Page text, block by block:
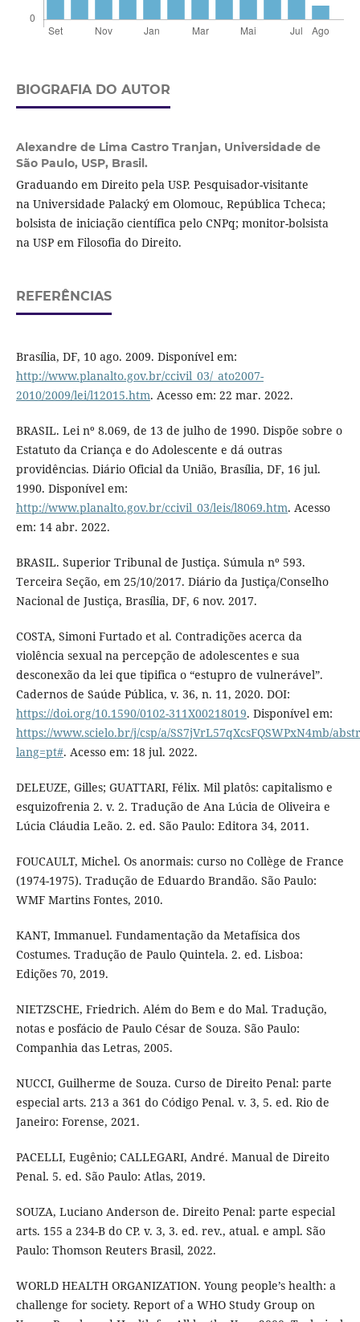
BIOGRAFIA DO AUTOR
Alexandre de Lima Castro Tranjan, Universidade de
São Paulo, USP, Brasil.
Graduando em Direito pela USP. Pesquisador-visitante
na Universidade Palacký em Olomouc, República Tcheca;
bolsista de iniciação científica pelo CNPq; monitor-bolsista
na USP em Filosofia do Direito.
REFERÊNCIAS
Brasília, DF, 10 ago. 2009. Disponível em:
http://www.planalto.gov.br/ccivil_03/_ato2007-
2010/2009/lei/l12015.htm. Acesso em: 22 mar. 2022.
BRASIL. Lei nº 8.069, de 13 de julho de 1990. Dispõe sobre o
Estatuto da Criança e do Adolescente e dá outras
providências. Diário Oficial da União, Brasília, DF, 16 jul.
1990. Disponível em:
http://www.planalto.gov.br/ccivil_03/leis/l8069.htm. Acesso
em: 14 abr. 2022.
BRASIL. Superior Tribunal de Justiça. Súmula nº 593.
Terceira Seção, em 25/10/2017. Diário da Justiça/Conselho
Nacional de Justiça, Brasília, DF, 6 nov. 2017.
COSTA, Simoni Furtado et al. Contradições acerca da
violência sexual na percepção de adolescentes e sua
desconexão da lei que tipifica o “estupro de vulnerável”.
Cadernos de Saúde Pública, v. 36, n. 11, 2020. DOI:
https://doi.org/10.1590/0102-311X00218019. Disponível em:
https://www.scielo.br/j/csp/a/SS7jVrL57qXcsFQSWPxN4mb/
lang=pt#. Acesso em: 18 jul. 2022.
DELEUZE, Gilles; GUATTARI, Félix. Mil platôs: capitalismo e
esquizofrenia 2. v. 2. Tradução de Ana Lúcia de Oliveira e
Lúcia Cláudia Leão. 2. ed. São Paulo: Editora 34, 2011.
FOUCAULT, Michel. Os anormais: curso no Collège de France
(1974-1975). Tradução de Eduardo Brandão. São Paulo:
WMF Martins Fontes, 2010.
KANT, Immanuel. Fundamentação da Metafísica dos
Costumes. Tradução de Paulo Quintela. 2. ed. Lisboa:
Edições 70, 2019.
NIETZSCHE, Friedrich. Além do Bem e do Mal. Tradução,
notas e posfácio de Paulo César de Souza. São Paulo:
Companhia das Letras, 2005.
NUCCI, Guilherme de Souza. Curso de Direito Penal: parte
especial arts. 213 a 361 do Código Penal. v. 3, 5. ed. Rio de
Janeiro: Forense, 2021.
PACELLI, Eugênio; CALLEGARI, André. Manual de Direito
Penal. 5. ed. São Paulo: Atlas, 2019.
SOUZA, Luciano Anderson de. Direito Penal: parte especial
arts. 155 a 234-B do CP. v. 3, 3. ed. rev., atual. e ampl. São
Paulo: Thomson Reuters Brasil, 2022.
WORLD HEALTH ORGANIZATION. Young people’s health: a
challenge for society. Report of a WHO Study Group on